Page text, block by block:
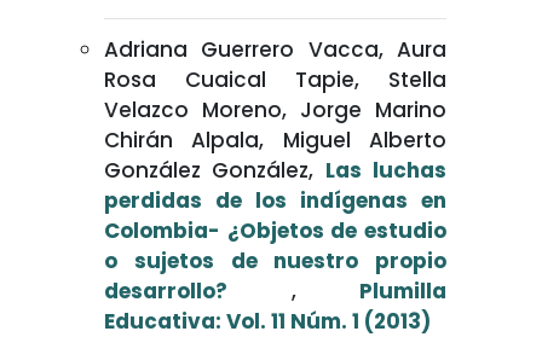
Adriana Guerrero Vacca, Aura
Rosa Cuaical Tapie, Stella
Velazco Moreno, Jorge Marino
Chirán Alpala, Miguel Alberto
González González, Las luchas
perdidas de los indígenas en
Colombia- ¿Objetos de estudio
o sujetos de nuestro propio
desarrollo? , Plumilla
Educativa: Vol. 11 Núm. 1 (2013)